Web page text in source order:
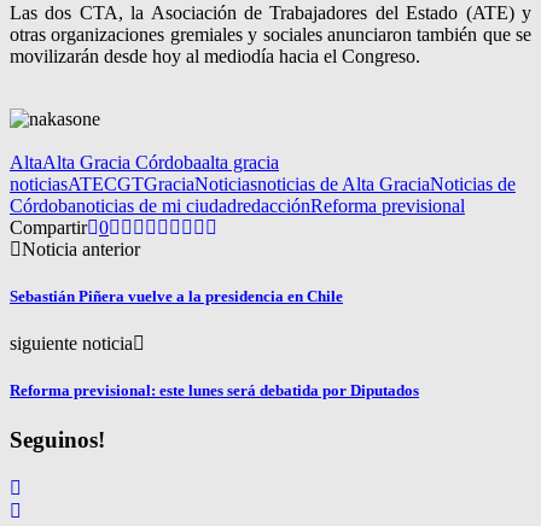
Las dos CTA, la Asociación de Trabajadores del Estado (ATE) y
otras organizaciones gremiales y sociales anunciaron también que se
movilizarán desde hoy al mediodía hacia el Congreso.
AltaAlta Gracia Córdobaalta gracia
noticiasATECGTGraciaNoticiasnoticias de Alta GraciaNoticias de
Córdobanoticias de mi ciudadredacciónReforma previsional
Compartir 0
Noticia anterior
Sebastián Piñera vuelve a la presidencia en Chile
siguiente noticia
Reforma previsional: este lunes será debatida por Diputados
Seguinos!